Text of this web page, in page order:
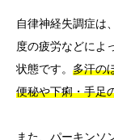
自律神経失調症は
度の疲労などによ
状態です。 多汗の
便秘や下痢・手足
また、パーキンソ